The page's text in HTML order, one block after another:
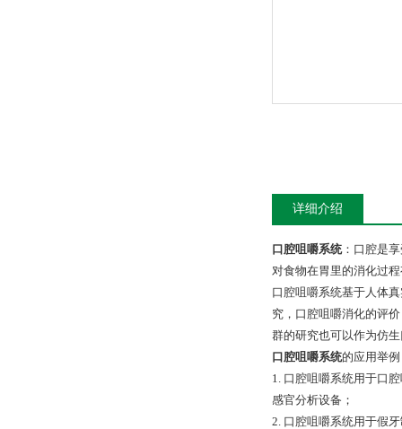
详细介绍
口腔咀嚼系统：口腔是
对食物在胃里的消化过
口腔咀嚼系统基于人体
究，口腔咀嚼消化的评
群的研究也可以作为仿
口腔咀嚼系统的应用举
1. 口腔咀嚼系统用于口
感官分析设备；
2. 口腔咀嚼系统用于假